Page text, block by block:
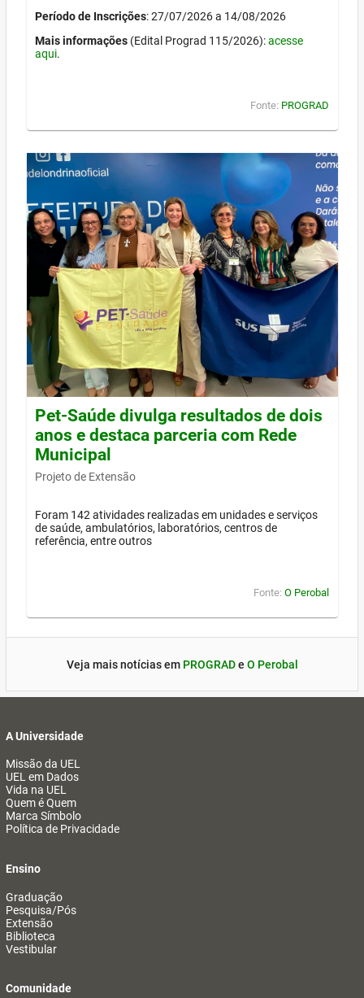
Período de Inscrições: 27/07/2026 a 14/08/2026
Mais informações (Edital Prograd 115/2026):acesse
aqui.
Fonte: PROGRAD
Pet-Saúde divulga resultados de dois
anos e destaca parceria com Rede
Municipal
Projeto de Extensão
Foram 142 atividades realizadas em unidades e serviços
de saúde, ambulatórios, laboratórios, centros de
referência, entre outros
Fonte: O Perobal
Veja mais notícias em PROGRADe O Perobal
A Universidade
Missão da UEL
UEL em Dados
Vida na UEL
Quem é Quem
Marca Símbolo
Política de Privacidade
Ensino
Graduação
Pesquisa/Pós
Extensão
Biblioteca
Vestibular
Comunidade